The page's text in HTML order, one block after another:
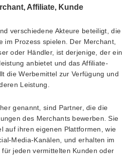
Affiliate, Kunde
verschiedene Akteure beteiligt, die
im Prozess spielen. Der Merchant,
oder Händler, ist derjenige, der ein
anbietet und das Affiliate-
die Werbemittel zur Verfügung und
Leistung.
genannt, sind Partner, die die
des Merchants bewerben. Sie
auf ihren eigenen Plattformen, wie
Media-Kanälen, und erhalten im
jeden vermittelten Kunden oder